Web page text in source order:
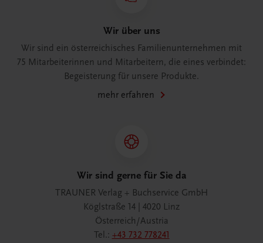
Wir über uns
Wir sind ein österreichisches Familienunternehmen mit
75 Mitarbeiterinnen und Mitarbeitern, die eines verbindet:
Begeisterung für unsere Produkte.
mehr erfahren
Wir sind gerne für Sie da
TRAUNER Verlag + Buchservice GmbH
Köglstraße 14 | 4020 Linz
Österreich/Austria
Tel.: +43 732 778241